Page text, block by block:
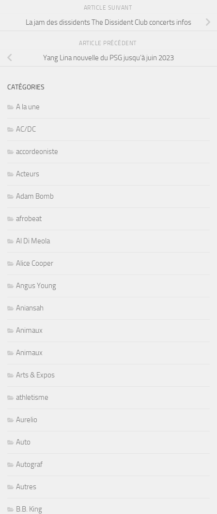
ARTICLE SUIVANT
La jam des dissidents The Dissident Club concerts infos
ARTICLE PRÉCÉDENT
Yang Lina nouvelle du PSG jusqu’à juin 2023
CATÉGORIES
A la une
AC/DC
accordeoniste
Acteurs
Adam Bomb
afrobeat
Al Di Meola
Alice Cooper
Angus Young
Aniansah
Animaux
Animaux
Arts & Expos
athletisme
Aurelio
Auto
Autograf
Autres
B.B. King